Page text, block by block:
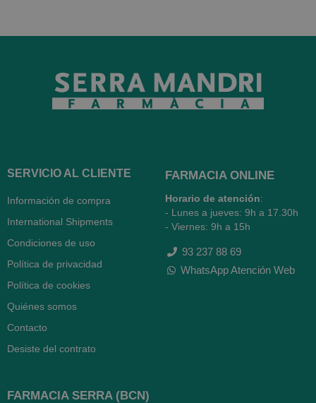
SERVICIO AL CLIENTE
Información de compra
International Shipments
Condiciones de uso
Política de privacidad
Política de cookies
Quiénes somos
Contacto
Desiste del contrato
FARMACIA ONLINE
Horario de atención:
- Lunes a jueves: 9h a 17.30h
- Viernes: 9h a 15h
93 237 88 69
WhatsApp Atención Web
FARMACIA SERRA (BCN)